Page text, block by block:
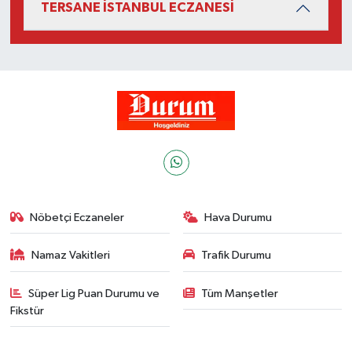
TERSANE İSTANBUL ECZANESİ
Nöbetçi Eczaneler Hava Durumu
Namaz Vakitleri Trafik Durumu
Süper Lig Puan Durumu ve
Fikstür
Tüm Manşetler